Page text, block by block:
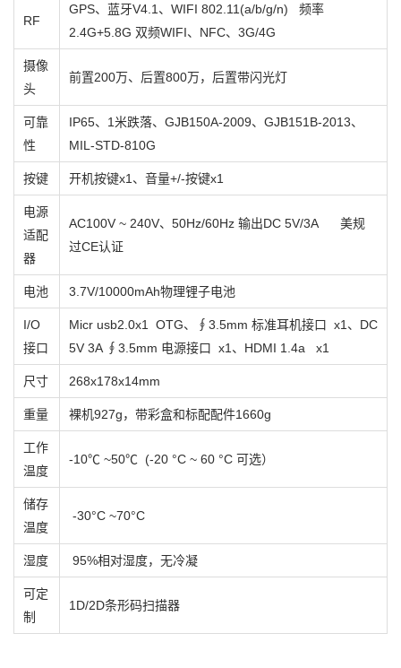
RF
GPS、蓝牙V4.1、WIFI 802.11(a/b/g/n) 频率
2.4G+5.8G 双频WIFI、NFC、3G/4G
摄像
头
前置200万、后置800万，后置带闪光灯
可靠
性
IP65、1米跌落、GJB150A-2009、GJB151B-2013、
MIL-STD-810G
按键 开机按键x1、音量+/-按键x1
电源
适配
器
AC100V ~ 240V、50Hz/60Hz 输出DC 5V/3A 美规
过CE认证
电池 3.7V/10000mAh物理锂子电池
I/O
接口
Micr usb2.0x1 OTG、∮3.5mm 标准耳机接口 x1、DC
5V 3A ∮3.5mm 电源接口 x1、HDMI 1.4a x1
尺寸 268x178x14mm
重量 裸机927g，带彩盒和标配配件1660g
工作
温度
-10℃ ~50℃ (-20 °C ~ 60 °C 可选）
储存
温度
-30°C ~70°C
湿度 95%相对湿度，无冷凝
可定
制
1D/2D条形码扫描器